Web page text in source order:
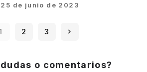
25 de junio de 2023
2 3
o comentarios?